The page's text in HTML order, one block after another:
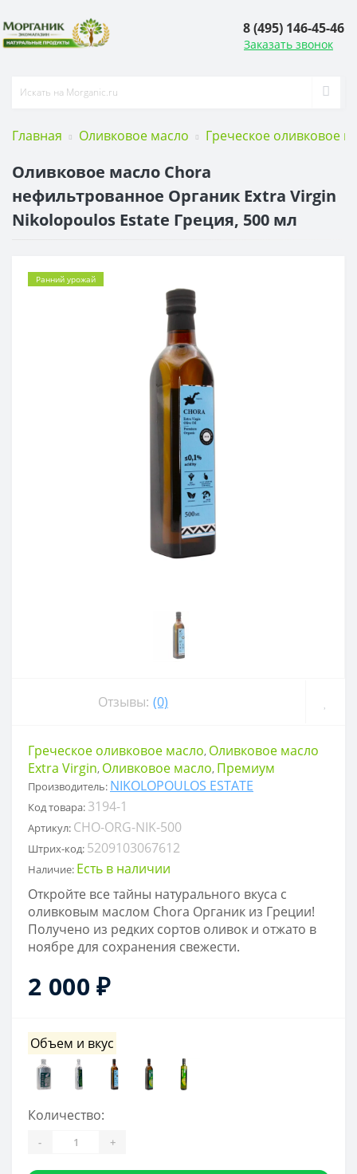
8 (495) 146-45-46
Заказать звонок
Главная Оливковое масло Греческое оливковое
Оливковое масло Chora
нефильтрованное Органик Extra Virgin
Nikolopoulos Estate Греция, 500 мл
Ранний урожай
Отзывы: (0)
Греческое оливковое масло, Оливковое масло
Extra Virgin, Оливковое масло, Премиум
Производитель: NIKOLOPOULOS ESTATE
Код товара: 3194-1
Артикул: CHO-ORG-NIK-500
Штрих-код: 5209103067612
Наличие: Есть в наличии
Откройте все тайны натурального вкуса с
оливковым маслом Chora Органик из Греции!
Получено из редких сортов оливок и отжато в
ноябре для сохранения свежести.
2 000 ₽
Объем и вкус
Количество:
- +